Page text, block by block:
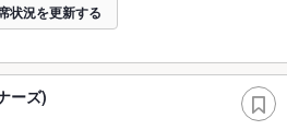
状況を更新する
ーズ)